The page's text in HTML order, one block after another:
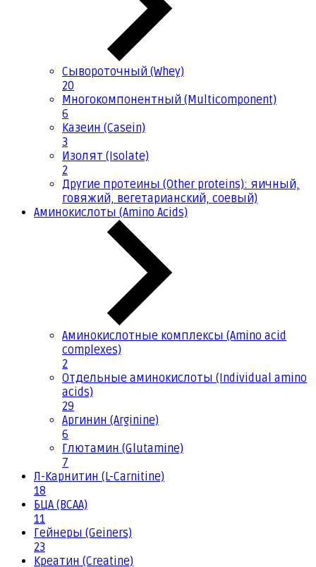
Сывороточный (Whey)
20
Многокомпонентный (Multicomponent)
6
Казеин (Casein)
3
Изолят (Isolate)
2
Другие протеины (Other proteins): яичный,
говяжий, вегетарианский, соевый)
Аминокислоты (Amino Acids)
Аминокислотные комплексы (Amino acid
complexes)
2
Отдельные аминокислоты (Individual amino
acids)
29
Аргинин (Arginine)
6
Глютамин (Glutamine)
7
Л-Карнитин (L-Carnitine)
18
БЦА (BCAA)
11
Гейнеры (Geiners)
23
Креатин (Creatine)